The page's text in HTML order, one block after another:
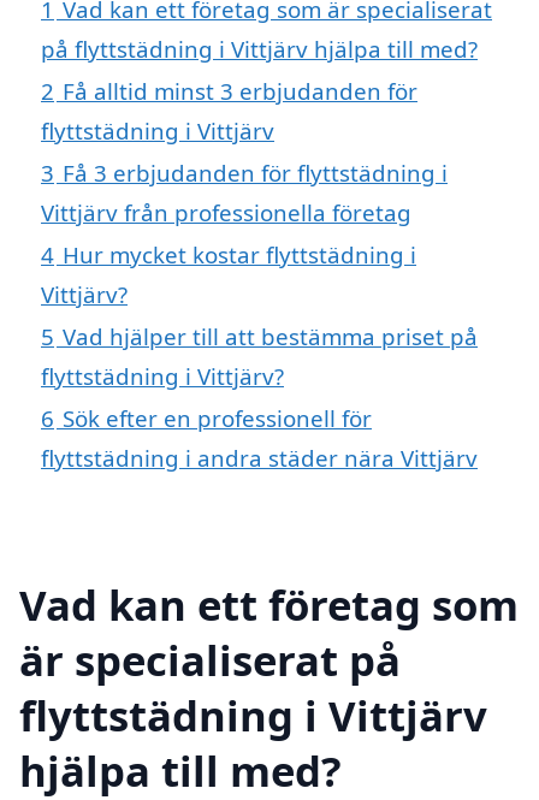
1 Vad kan ett företag som är specialiserat
på flyttstädning i Vittjärv hjälpa till med?
2 Få alltid minst 3 erbjudanden för
flyttstädning i Vittjärv
3 Få 3 erbjudanden för flyttstädning i
Vittjärv från professionella företag
4 Hur mycket kostar flyttstädning i
Vittjärv?
5 Vad hjälper till att bestämma priset på
flyttstädning i Vittjärv?
6 Sök efter en professionell för
flyttstädning i andra städer nära Vittjärv
Vad kan ett företag som
är specialiserat på
flyttstädning i Vittjärv
hjälpa till med?